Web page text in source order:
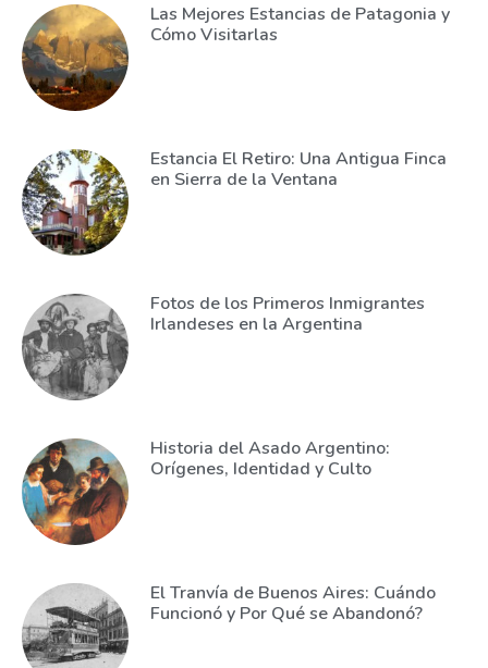
Las Mejores Estancias de Patagonia y
Cómo Visitarlas
Estancia El Retiro: Una Antigua Finca
en Sierra de la Ventana
Fotos de los Primeros Inmigrantes
Irlandeses en la Argentina
Historia del Asado Argentino:
Orígenes, Identidad y Culto
El Tranvía de Buenos Aires: Cuándo
Funcionó y Por Qué se Abandonó?